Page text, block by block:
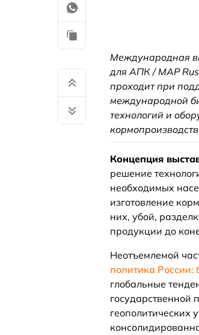
Международная
для АПК / MAP
проходит при
международной
технологий и
Концепция
решение
необходимых
изготовление
них, убой,
продукции до
Неотъемлемой
политика России:
глобальные
геополитических